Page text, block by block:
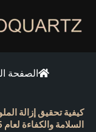
المحتوى
الصفحة
السلامة والكفاءة لعام 2025